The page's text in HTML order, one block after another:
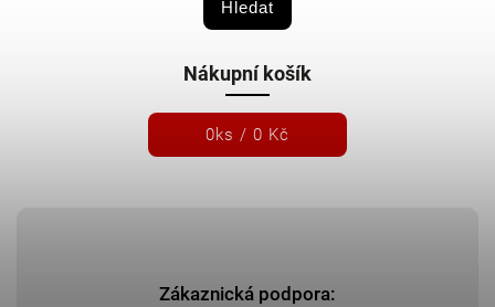
Zákaznická podpora:
Hledat
Nákupní košík
0ks / 0 Kč